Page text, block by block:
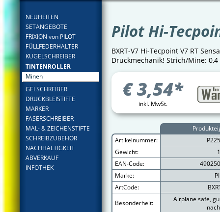
NEUHEITEN
SETANGEBOTE
FRIXION von PILOT
FÜLLFEDERHALTER
KUGELSCHREIBER
TINTENROLLER
Minen
GELSCHREIBER
DRUCKBLEISTIFTE
MARKER
FASERSCHREIBER
MAL- & ZEICHENSTIFTE
SCHREIBZUBEHÖR
NACHHALTIGKEIT
ABVERKAUF
INFOTHEK
FILTER
Pilot Hi-
BXRT-V7 Hi-Tecpoint V7 RT
Druckmechanik! Strich/Mine: 0,4
€3,54*
inkl. MwSt.
Artikelnummer:
Gewicht:
EAN-Code:
Marke:
ArtCode:
Besonderheit:
Airplane safe,